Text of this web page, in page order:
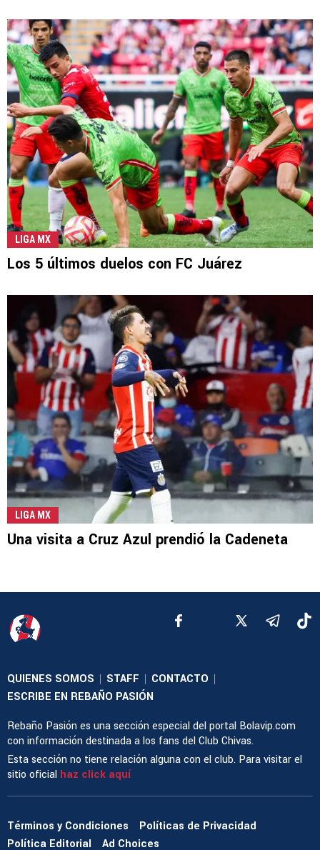
LIGA MX
Los 5 últimos duelos con FC Juárez
LIGA MX
Una visita a Cruz Azul prendió la Cadeneta
QUIENES SOMOS | STAFF | CONTACTO |
ESCRIBE EN REBAÑO PASIÓN
Rebaño Pasión es una sección especial del portal Bolavip.com
con información destinada a los fans del Club Chivas.
Esta sección no tiene relación alguna con el club. Para visitar el
sitio oficial haz click aquí
Términos y Condiciones
Políticas de Privacidad
Política Editorial
Ad Choices